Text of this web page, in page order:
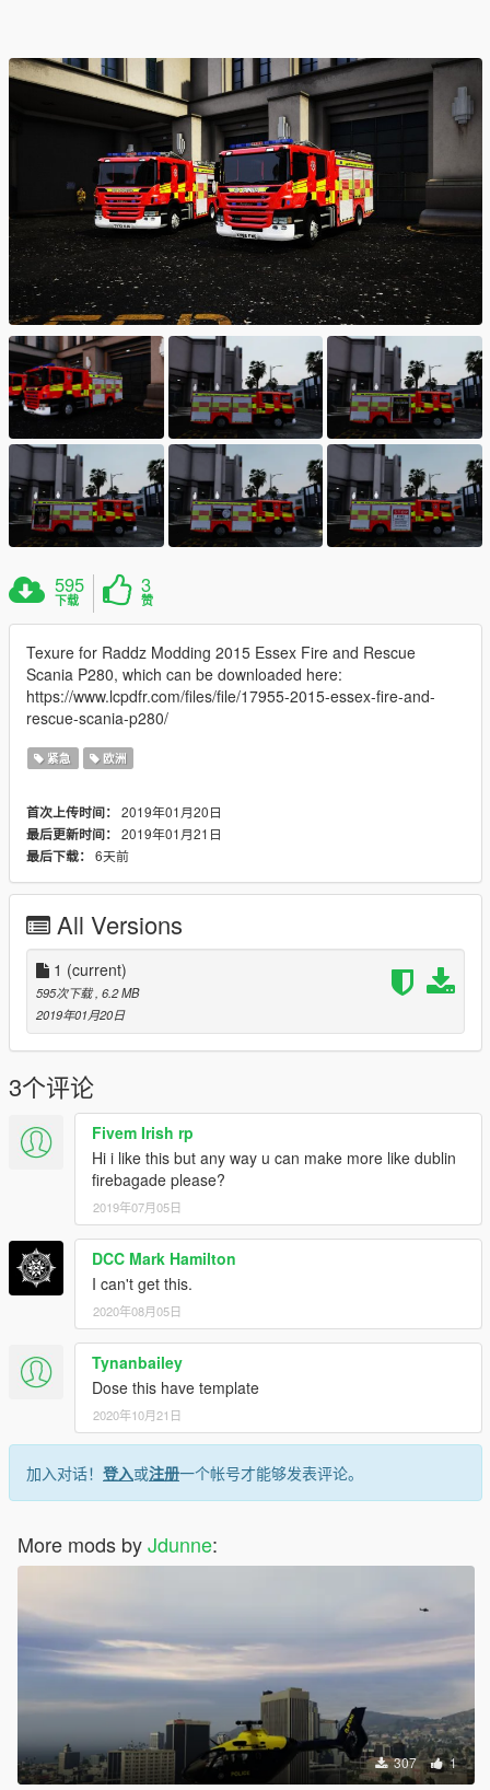
595
下载
3
赞
Texure for Raddz Modding 2015 Essex Fire and Rescue
Scania P280, which can be downloaded here:
https://www.lcpdfr.com/files/file/17955-2015-essex-fire-and-
rescue-scania-p280/
紧急 欧洲
首次上传时间： 2019年01月20日
最后更新时间： 2019年01月21日
最后下载： 6天前
All Versions
1 (current)
595次下载 , 6.2 MB
2019年01月20日
3个评论
Fivem Irish rp
Hi i like this but any way u can make more like dublin
firebagade please?
2019年07月05日
DCC Mark Hamilton
I can't get this.
2020年08月05日
Tynanbailey
Dose this have template
2020年10月21日
加入对话！ 登入或注册一个帐号才能够发表评论。
More mods byJdunne:
307 1